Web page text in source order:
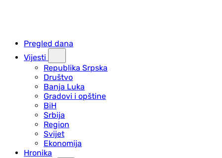
Pregled dana
Vijesti
Republika Srpska
Društvo
Banja Luka
Gradovi i opštine
BiH
Srbija
Region
Svijet
Ekonomija
Hronika